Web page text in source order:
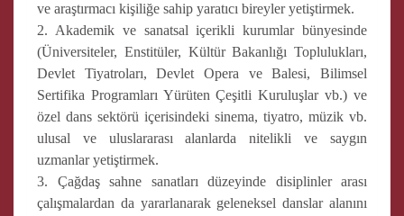
ve araştırmacı kişiliğe sahip yaratıcı bireyler yetiştirmek.
2. Akademik ve sanatsal içerikli kurumlar bünyesinde
(Üniversiteler, Enstitüler, Kültür Bakanlığı Toplulukları,
Devlet Tiyatroları, Devlet Opera ve Balesi, Bilimsel
Sertifika Programları Yürüten Çeşitli Kuruluşlar vb.) ve
özel dans sektörü içerisindeki sinema, tiyatro, müzik vb.
ulusal ve uluslararası alanlarda nitelikli ve saygın
uzmanlar yetiştirmek.
3. Çağdaş sahne sanatları düzeyinde disiplinler arası
çalışmalardan da yararlanarak geleneksel danslar alanını